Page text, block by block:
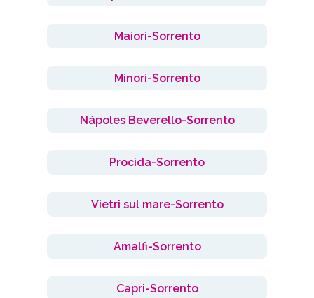
Maiori-Sorrento
Minori-Sorrento
Nápoles Beverello-Sorrento
Procida-Sorrento
Vietri sul mare-Sorrento
Amalfi-Sorrento
Capri-Sorrento